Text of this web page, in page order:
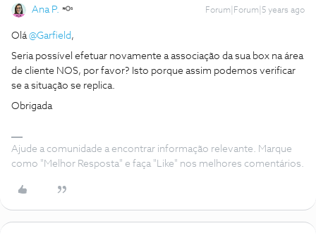
Ana P. Forum|Forum|5 years ago
Olá @Garfield,
Seria possível efetuar novamente a associação da sua box na área
de cliente NOS, por favor? Isto porque assim podemos verificar
se a situação se replica.
Obrigada
Ajude a comunidade a encontrar informação relevante. Marque
como "Melhor Resposta" e faça "Like" nos melhores comentários.